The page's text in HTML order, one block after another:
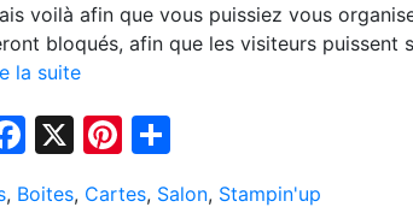
voilà afin que vous puissiez vous
bloqués, afin que les visiteurs puissent
la suite
Facebook
X Pinterest
, Boites, Cartes, Salon, Stampin'up